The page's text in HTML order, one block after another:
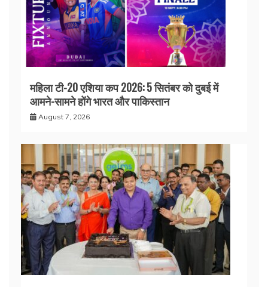
महिला टी-20 एशिया कप 2026: 5 सितंबर को दुबई में
आमने-सामने होंगे भारत और पाकिस्तान
August 7, 2026